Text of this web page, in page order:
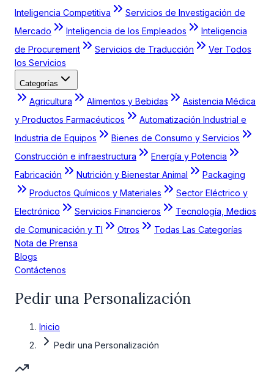
Inteligencia Competitiva
Servicios de Investigación de
Mercado
Inteligencia de los Empleados
Inteligencia
de Procurement
Servicios de Traducción
Ver Todos
los Servicios
Categorías
Agricultura Alimentos y Bebidas
Asistencia Médica
y Productos Farmacéuticos
Automatización Industrial e
Industria de Equipos
Bienes de Consumo y Servicios
Construcción e infraestructura
Energía y Potencia
Fabricación
Nutrición y Bienestar Animal
Packaging
Productos Químicos y Materiales
Sector Eléctrico y
Electrónico
Servicios Financieros
Tecnología, Medios
de Comunicación y TI
Otros
Todas Las Categorías
Nota de Prensa
Blogs
Contáctenos
Pedir una Personalización
Inicio
Pedir una Personalización